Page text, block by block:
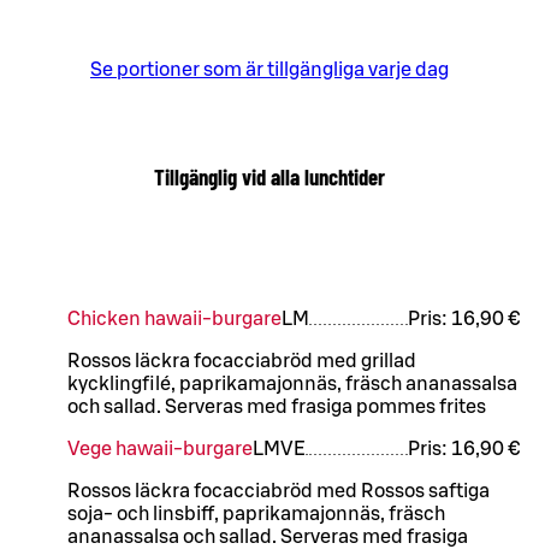
Se portioner som är tillgängliga varje dag
Tillgänglig vid alla lunchtider
Chicken hawaii-burgareLM Pris: 16,90 €
Rossos läckra focacciabröd med grillad
kycklingfilé, paprikamajonnäs, fräsch ananassalsa
och sallad. Serveras med frasiga pommes frites
Vege hawaii-burgareLMVE Pris: 16,90 €
Rossos läckra focacciabröd med Rossos saftiga
soja- och linsbiff, paprikamajonnäs, fräsch
ananassalsa och sallad. Serveras med frasiga